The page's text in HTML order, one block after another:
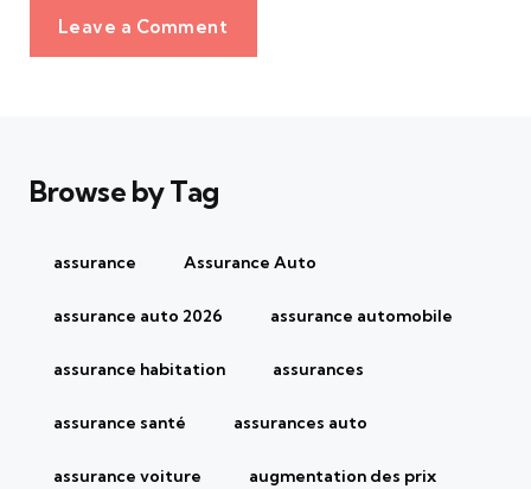
Leave a Comment
Browse by Tag
assurance Assurance Auto
assurance auto 2026 assurance automobile
assurance habitation assurances
assurance santé assurances auto
assurance voiture augmentation des prix